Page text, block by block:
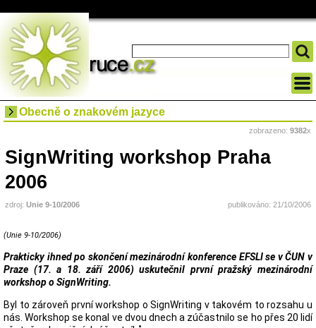
Obecně o znakovém jazyce
zobrazeno: 9382x
SignWriting workshop Praha
2006
zdroj: Unie 9-10/2006 publikováno: 21/10/2006
(Unie 9-10/2006)
Prakticky ihned po skončení mezinárodní konference EFSLI se v ČUN v
Praze (17. a 18. září 2006) uskutečnil první pražský mezinárodní
workshop o SignWriting.
Byl to zároveň první workshop o SignWriting v takovém to rozsahu u
nás. Workshop se konal ve dvou dnech a zúčastnilo se ho přes 20 lidí